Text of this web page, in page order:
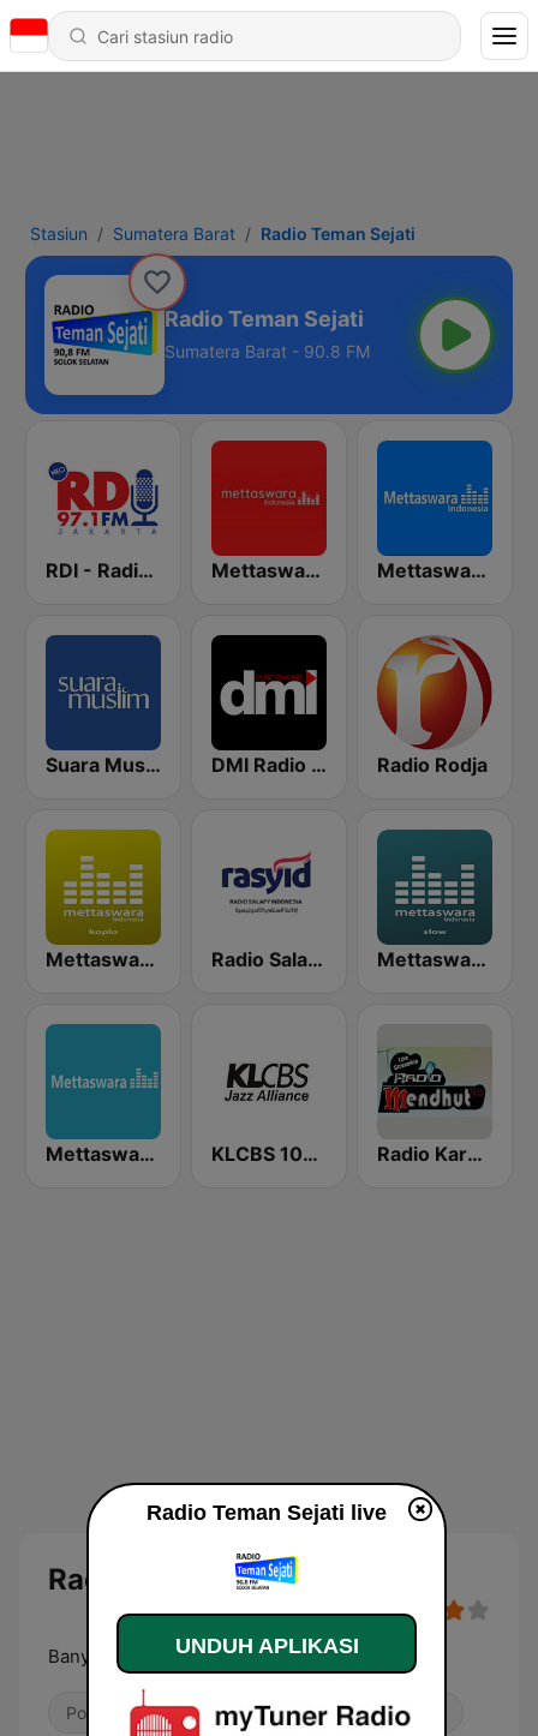
Stasiun Sumatera Barat Radio Teman Sejati
Radio Teman Sejati
Sumatera Barat - 90.8 FM
RDI - Radio Dangdut Indonesia 97.1 FM Mettaswara Indonesia Mettaswara Dangdut
Suara Muslim DMI Radio - Dengerin Musik Indonesia Radio Rodja
Mettaswara Koplo Radio Salafy Indonesia (Rasyid) Mettaswara Nostalgia SLow
Mettaswara Indonesia Gold KLCBS 100.4 FM Radio Karanganyar Mendhut FM 87.9
Radio Teman Sejati
Banyak Manfaat Dengar Radio
Pop / Top 40 Rupa-Rupa Enak Didengar
Radio Teman Sejati live
UNDUH APLIKASI